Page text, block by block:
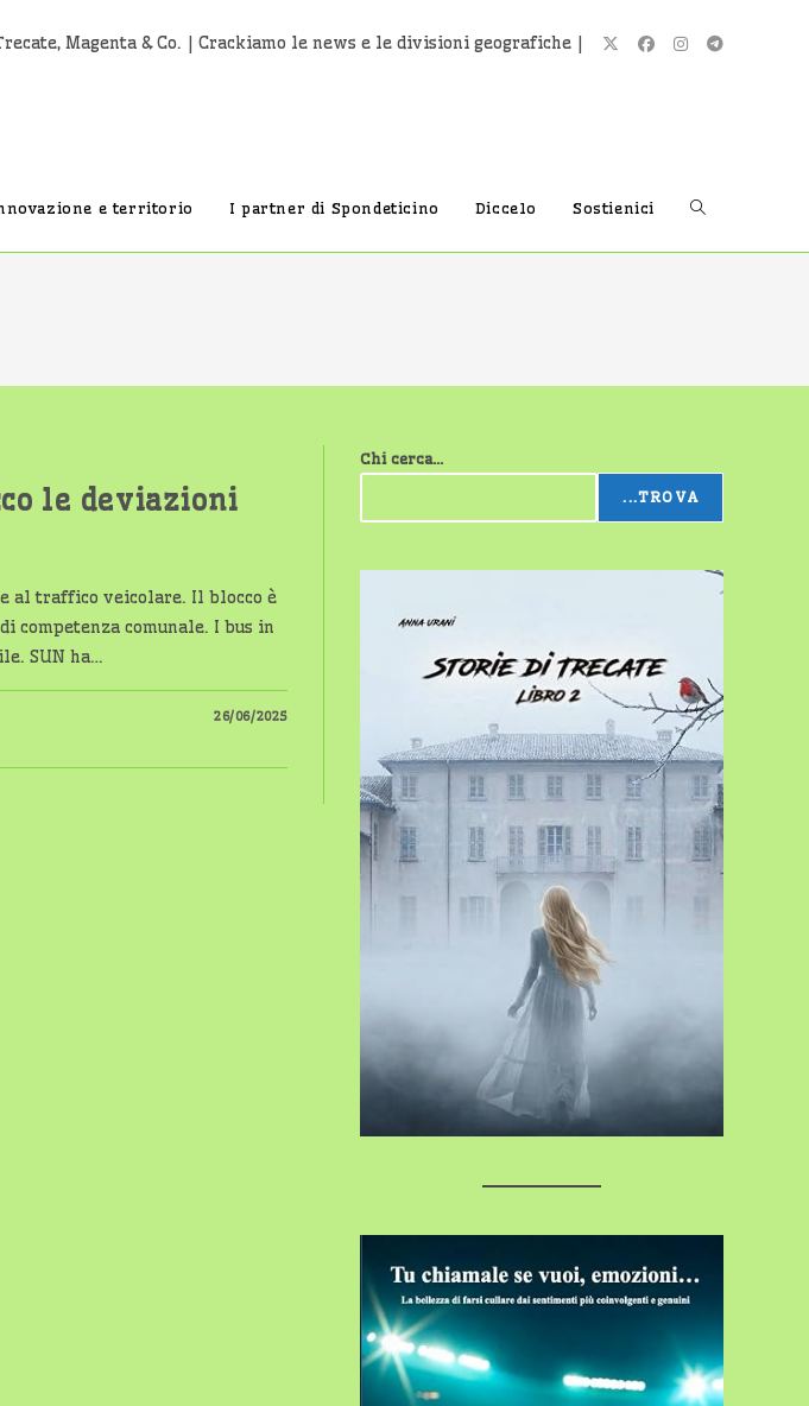
Magenta & Co. | Crackiamo le news e le divisioni geografiche |
e territorio I partner di Spondeticino Diccelo Sostienici Attiva/
ricerca
sul
le deviazioni
al traffico veicolare. Il blocco è
competenza comunale. I bus in
SUN ha…
26/06/2025
Chi cerca...
...TROVA